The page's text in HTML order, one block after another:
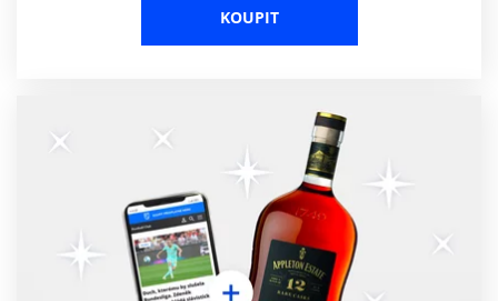
KOUPIT